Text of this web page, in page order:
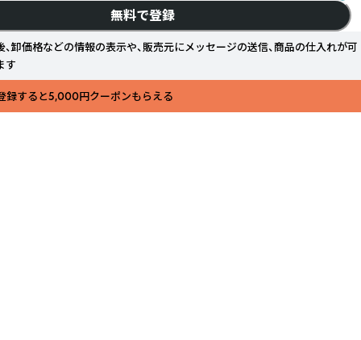
無料で登録
、卸価格などの情報の表示や、販売元にメッセージの送信、商品の仕入れが可
す
登録すると5,000円クーポンもらえる